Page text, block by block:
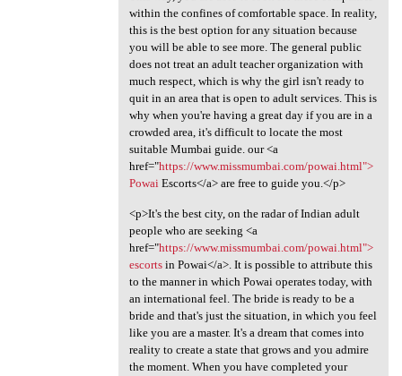
within the confines of comfortable space. In reality,
this is the best option for any situation because
you will be able to see more. The general public
does not treat an adult teacher organization with
much respect, which is why the girl isn't ready to
quit in an area that is open to adult services. This is
why when you're having a great day if you are in a
crowded area, it's difficult to locate the most
suitable Mumbai guide. our <a
href="https://www.missmumbai.com/powai.html">
Powai Escorts</a> are free to guide you.</p>
<p>It's the best city, on the radar of Indian adult
people who are seeking <a
href="https://www.missmumbai.com/powai.html">
escortsin Powai</a>. It is possible to attribute this
to the manner in which Powai operates today, with
an international feel. The bride is ready to be a
bride and that's just the situation, in which you feel
like you are a master. It's a dream that comes into
reality to create a state that grows and you admire
the moment. When you have completed your